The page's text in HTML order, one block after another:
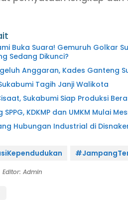
Buka Suara! Gemuruh Golkar
Sedang Dikunci?
Anggaran, Kades Ganteng
Tagih Janji Walikota
Sukabumi Siap Produksi
KDKMP dan UMKM Mulai
Hubungan Industrial di
Editor: Admin